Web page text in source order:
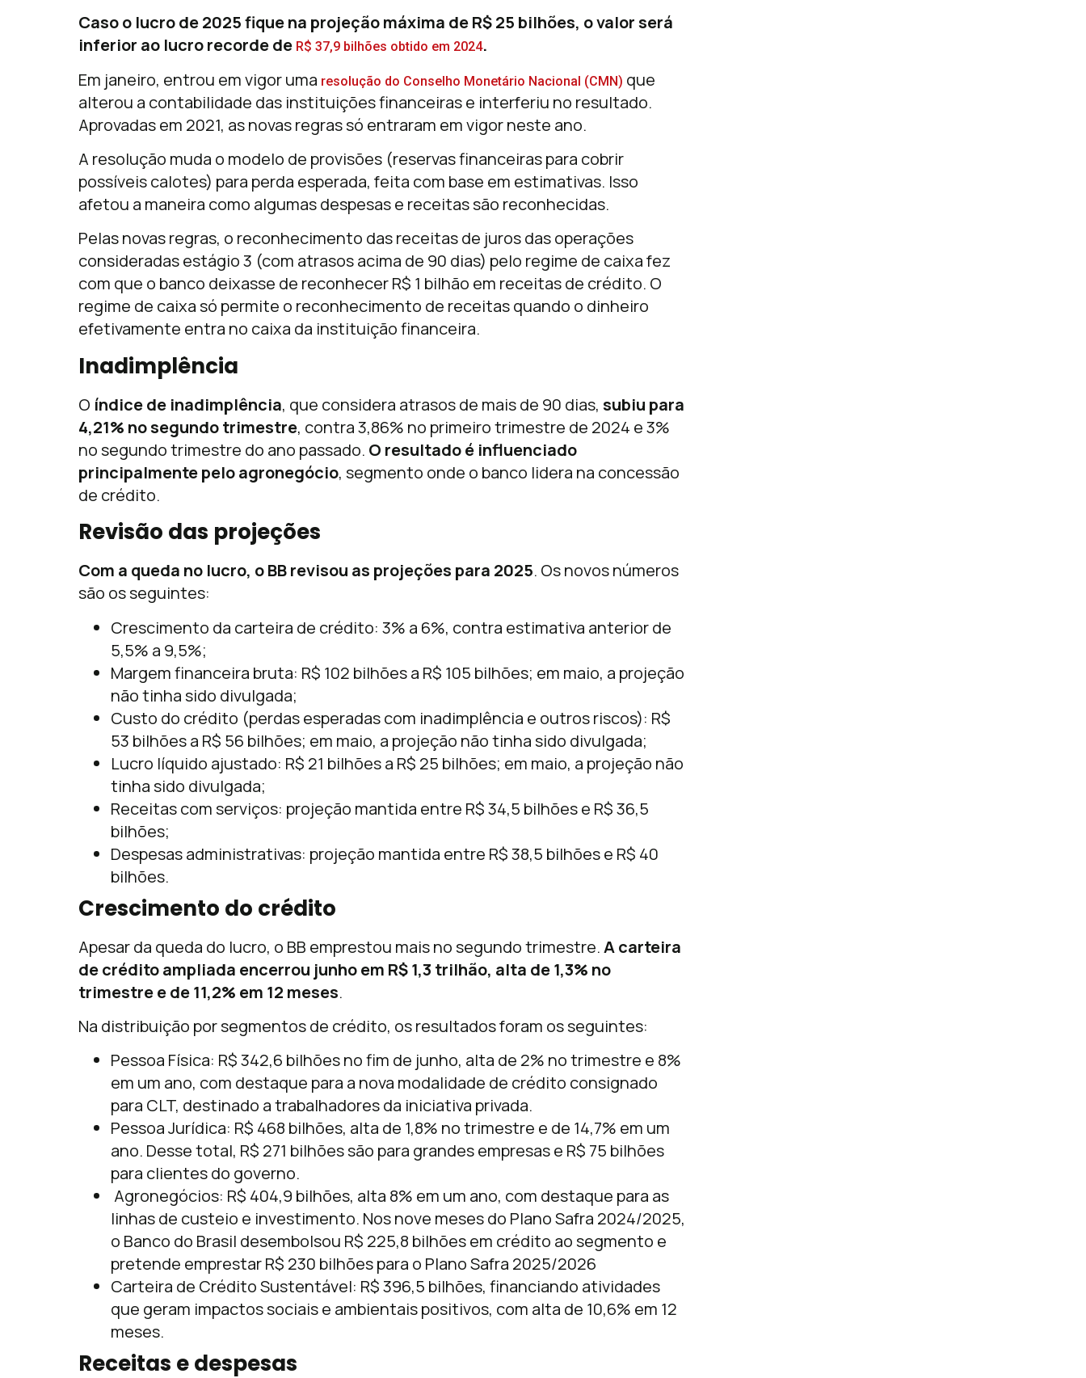
Caso o lucro de 2025 fique na projeção máxima de R$ 25 bilhões, o valor será
inferior ao lucro recorde de R$ 37,9 bilhões obtido em 2024.
Em janeiro, entrou em vigor uma resolução do Conselho Monetário Nacional (CMN) que
alterou a contabilidade das instituições financeiras e interferiu no resultado.
Aprovadas em 2021, as novas regras só entraram em vigor neste ano.
A resolução muda o modelo de provisões (reservas financeiras para cobrir
possíveis calotes) para perda esperada, feita com base em estimativas. Isso
afetou a maneira como algumas despesas e receitas são reconhecidas.
Pelas novas regras, o reconhecimento das receitas de juros das operações
consideradas estágio 3 (com atrasos acima de 90 dias) pelo regime de caixa fez
com que o banco deixasse de reconhecer R$ 1 bilhão em receitas de crédito. O
regime de caixa só permite o reconhecimento de receitas quando o dinheiro
efetivamente entra no caixa da instituição financeira.
Inadimplência
O índice de inadimplência, que considera atrasos de mais de 90 dias, subiu para
4,21% no segundo trimestre, contra 3,86% no primeiro trimestre de 2024 e 3%
no segundo trimestre do ano passado. O resultado é influenciado
principalmente pelo agronegócio, segmento onde o banco lidera na concessão
de crédito.
Revisão das projeções
Com a queda no lucro, o BB revisou as projeções para 2025. Os novos números
são os seguintes:
Crescimento da carteira de crédito: 3% a 6%, contra estimativa anterior de
5,5% a 9,5%;
Margem financeira bruta: R$ 102 bilhões a R$ 105 bilhões; em maio, a projeção
não tinha sido divulgada;
Custo do crédito (perdas esperadas com inadimplência e outros riscos): R$
53 bilhões a R$ 56 bilhões; em maio, a projeção não tinha sido divulgada;
Lucro líquido ajustado: R$ 21 bilhões a R$ 25 bilhões; em maio, a projeção não
tinha sido divulgada;
Receitas com serviços: projeção mantida entre R$ 34,5 bilhões e R$ 36,5
bilhões;
Despesas administrativas: projeção mantida entre R$ 38,5 bilhões e R$ 40
bilhões.
Crescimento do crédito
Apesar da queda do lucro, o BB emprestou mais no segundo trimestre.A carteira
de crédito ampliada encerrou junho em R$ 1,3 trilhão, alta de 1,3% no
trimestre e de 11,2% em 12 meses.
Na distribuição por segmentos de crédito, os resultados foram os seguintes:
Pessoa Física: R$ 342,6 bilhões no fim de junho, alta de 2% no trimestre e 8%
em um ano, com destaque para a nova modalidade de crédito consignado
para CLT, destinado a trabalhadores da iniciativa privada.
Pessoa Jurídica: R$ 468 bilhões, alta de 1,8% no trimestre e de 14,7% em um
ano. Desse total, R$ 271 bilhões são para grandes empresas e R$ 75 bilhões
para clientes do governo.
Agronegócios: R$ 404,9 bilhões, alta 8% em um ano, com destaque para as
linhas de custeio e investimento. Nos nove meses do Plano Safra 2024/2025,
o Banco do Brasil desembolsou R$ 225,8 bilhões em crédito ao segmento e
pretende emprestar R$ 230 bilhões para o Plano Safra 2025/2026
Carteira de Crédito Sustentável: R$ 396,5 bilhões, financiando atividades
que geram impactos sociais e ambientais positivos, com alta de 10,6% em 12
meses.
Receitas e despesas